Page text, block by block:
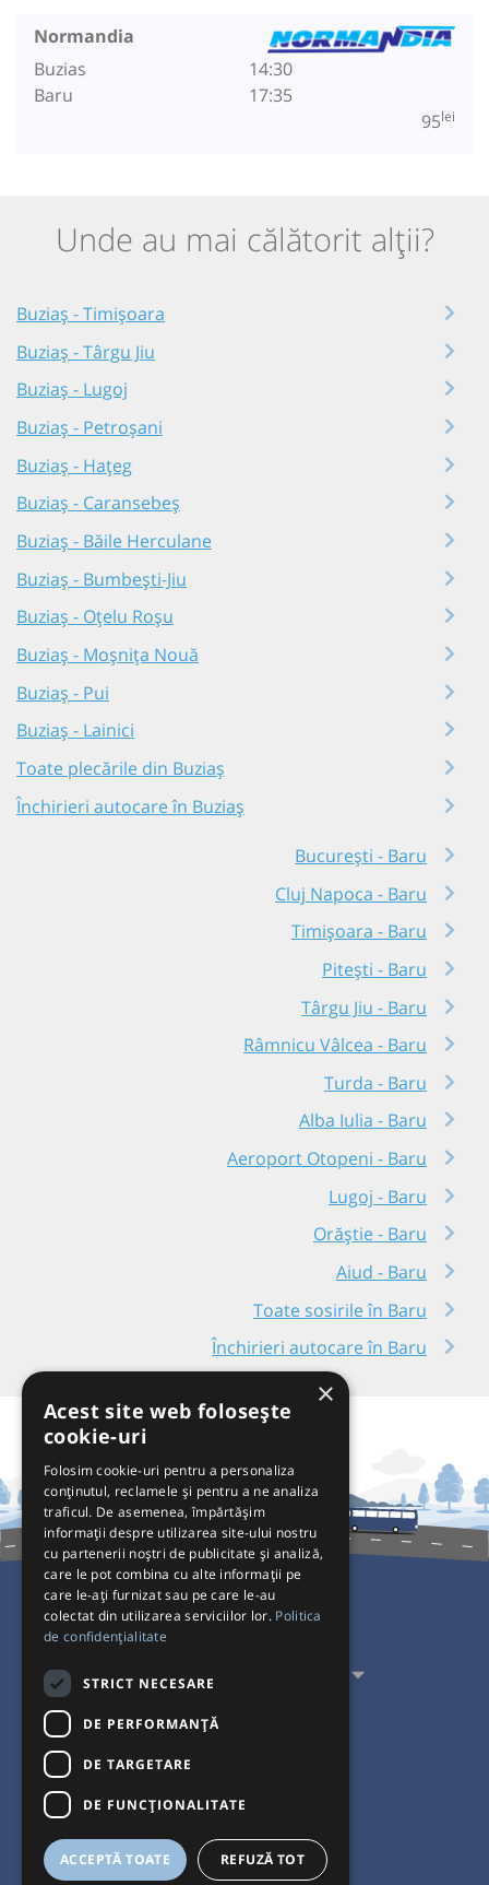
Normandia
Buzias
Baru
14:30
17:35
95lei
Unde au mai călătorit alții?
Buziaș - Timișoara
Buziaș - Târgu Jiu
Buziaș - Lugoj
Buziaș - Petroșani
Buziaș - Hațeg
Buziaș - Caransebeș
Buziaș - Băile Herculane
Buziaș - Bumbești-Jiu
Buziaș - Oțelu Roșu
Buziaș - Moșnița Nouă
Buziaș - Pui
Buziaș - Lainici
Toate plecările din Buziaș
Închirieri autocare în Buziaș
București - Baru
Cluj Napoca - Baru
Timișoara - Baru
Pitești - Baru
Târgu Jiu - Baru
Râmnicu Vâlcea - Baru
Turda - Baru
Alba Iulia - Baru
Aeroport Otopeni - Baru
Lugoj - Baru
Orăștie - Baru
Aiud - Baru
Toate sosirile în Baru
Închirieri autocare în Baru
Pentru Călători
Pentru Transportatori
Interacționăm
Acceptăm plăți cu
×
Acest site web folosește
cookie-uri
Folosim cookie-uri pentru a personaliza
conținutul, reclamele și pentru a ne analiza
traficul. De asemenea, împărtășim
informații despre utilizarea site-ului nostru
cu partenerii noștri de publicitate și analiză,
care le pot combina cu alte informații pe
care le-ați furnizat sau pe care le-au
colectat din utilizarea serviciilor lor. Politica
de confidențialitate
STRICT NECESARE
DE PERFORMANȚĂ
DE TARGETARE
DE FUNCŢIONALITATE
ACCEPTĂ TOATE REFUZĂ TOT